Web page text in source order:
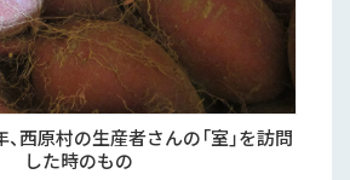
西原村の生産者さんの「室」を訪問
した時のもの